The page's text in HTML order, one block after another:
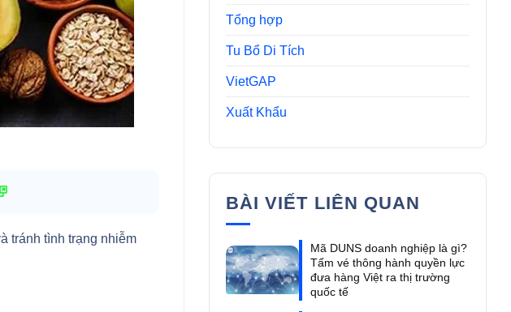
tránh tình trạng nhiễm
Tổng hợp
Tu Bổ Di Tích
VietGAP
Xuất Khẩu
BÀI VIẾT LIÊN QUAN
Mã DUNS doanh nghiệp là gì?
Tấm vé thông hành quyền lực
đưa hàng Việt ra thị trường
quốc tế